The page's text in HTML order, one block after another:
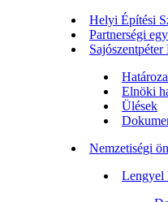
Helyi Építési
Partnerségi
Elnöki
Ülések
Nemzetiségi
Lengyel